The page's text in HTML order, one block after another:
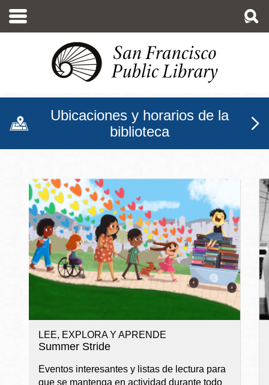
contenido
Ubicaciones y horarios de la
biblioteca
Biblioteca Pública de San
LEE, EXPLORA Y APRENDE
Summer Stride
Eventos interesantes y listas de lectura para
que se mantenga en actividad durante todo